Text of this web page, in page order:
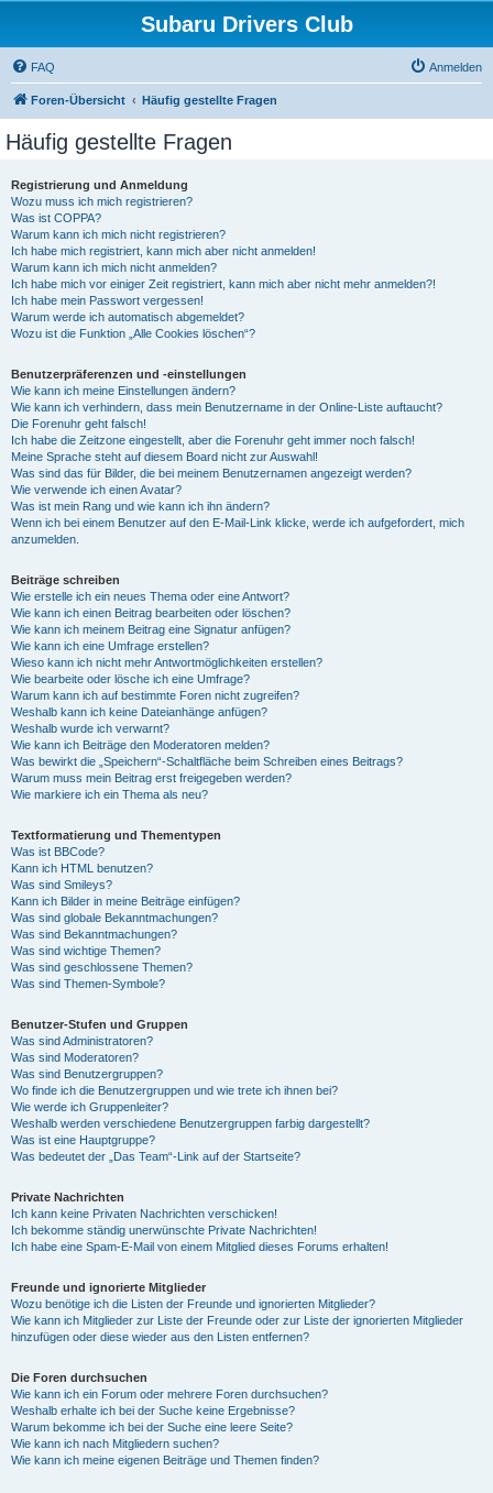
Subaru Drivers Club
FAQ Anmelden
Foren-Übersicht Häufig gestellte Fragen
Häufig gestellte Fragen
Registrierung und Anmeldung
Wozu muss ich mich registrieren?
Was ist COPPA?
Warum kann ich mich nicht registrieren?
Ich habe mich registriert, kann mich aber nicht anmelden!
Warum kann ich mich nicht anmelden?
Ich habe mich vor einiger Zeit registriert, kann mich aber nicht mehr anmelden?!
Ich habe mein Passwort vergessen!
Warum werde ich automatisch abgemeldet?
Wozu ist die Funktion „Alle Cookies löschen“?
Benutzerpräferenzen und -einstellungen
Wie kann ich meine Einstellungen ändern?
Wie kann ich verhindern, dass mein Benutzername in der Online-Liste auftaucht?
Die Forenuhr geht falsch!
Ich habe die Zeitzone eingestellt, aber die Forenuhr geht immer noch falsch!
Meine Sprache steht auf diesem Board nicht zur Auswahl!
Was sind das für Bilder, die bei meinem Benutzernamen angezeigt werden?
Wie verwende ich einen Avatar?
Was ist mein Rang und wie kann ich ihn ändern?
Wenn ich bei einem Benutzer auf den E-Mail-Link klicke, werde ich aufgefordert, mich
anzumelden.
Beiträge schreiben
Wie erstelle ich ein neues Thema oder eine Antwort?
Wie kann ich einen Beitrag bearbeiten oder löschen?
Wie kann ich meinem Beitrag eine Signatur anfügen?
Wie kann ich eine Umfrage erstellen?
Wieso kann ich nicht mehr Antwortmöglichkeiten erstellen?
Wie bearbeite oder lösche ich eine Umfrage?
Warum kann ich auf bestimmte Foren nicht zugreifen?
Weshalb kann ich keine Dateianhänge anfügen?
Weshalb wurde ich verwarnt?
Wie kann ich Beiträge den Moderatoren melden?
Was bewirkt die „Speichern“-Schaltfläche beim Schreiben eines Beitrags?
Warum muss mein Beitrag erst freigegeben werden?
Wie markiere ich ein Thema als neu?
Textformatierung und Thementypen
Was ist BBCode?
Kann ich HTML benutzen?
Was sind Smileys?
Kann ich Bilder in meine Beiträge einfügen?
Was sind globale Bekanntmachungen?
Was sind Bekanntmachungen?
Was sind wichtige Themen?
Was sind geschlossene Themen?
Was sind Themen-Symbole?
Benutzer-Stufen und Gruppen
Was sind Administratoren?
Was sind Moderatoren?
Was sind Benutzergruppen?
Wo finde ich die Benutzergruppen und wie trete ich ihnen bei?
Wie werde ich Gruppenleiter?
Weshalb werden verschiedene Benutzergruppen farbig dargestellt?
Was ist eine Hauptgruppe?
Was bedeutet der „Das Team“-Link auf der Startseite?
Private Nachrichten
Ich kann keine Privaten Nachrichten verschicken!
Ich bekomme ständig unerwünschte Private Nachrichten!
Ich habe eine Spam-E-Mail von einem Mitglied dieses Forums erhalten!
Freunde und ignorierte Mitglieder
Wozu benötige ich die Listen der Freunde und ignorierten Mitglieder?
Wie kann ich Mitglieder zur Liste der Freunde oder zur Liste der ignorierten Mitglieder
hinzufügen oder diese wieder aus den Listen entfernen?
Die Foren durchsuchen
Wie kann ich ein Forum oder mehrere Foren durchsuchen?
Weshalb erhalte ich bei der Suche keine Ergebnisse?
Warum bekomme ich bei der Suche eine leere Seite?
Wie kann ich nach Mitgliedern suchen?
Wie kann ich meine eigenen Beiträge und Themen finden?